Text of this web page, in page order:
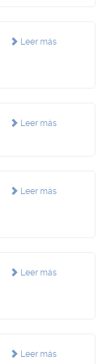
Leer más
Leer más
Leer más
Leer más
Leer más